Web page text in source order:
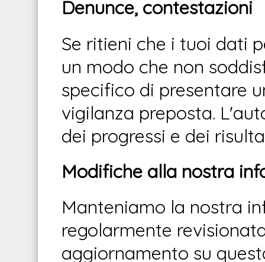
Denunce, contestazioni
Se ritieni che i tuoi dati
un modo che non
specifico di presentare
vigilanza preposta.
dei progressi e dei
Modifiche alla nostra
Manteniamo la nostra
regolarmente
aggiornamento su